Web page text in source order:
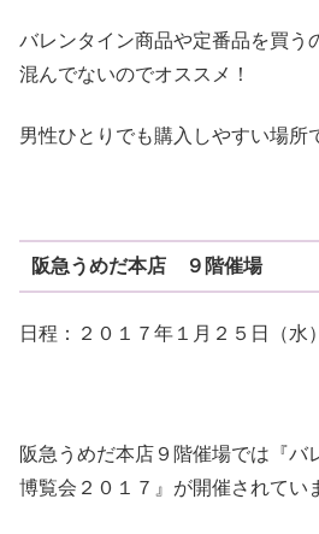
バレンタイン商品や定番品を買う
混んでないのでオススメ！
男性ひとりでも購入しやすい場所
阪急うめだ本店 ９階催場
日程：２０１７年１月２５日（水
阪急うめだ本店９階催場では『バ
博覧会２０１７』が開催されてい